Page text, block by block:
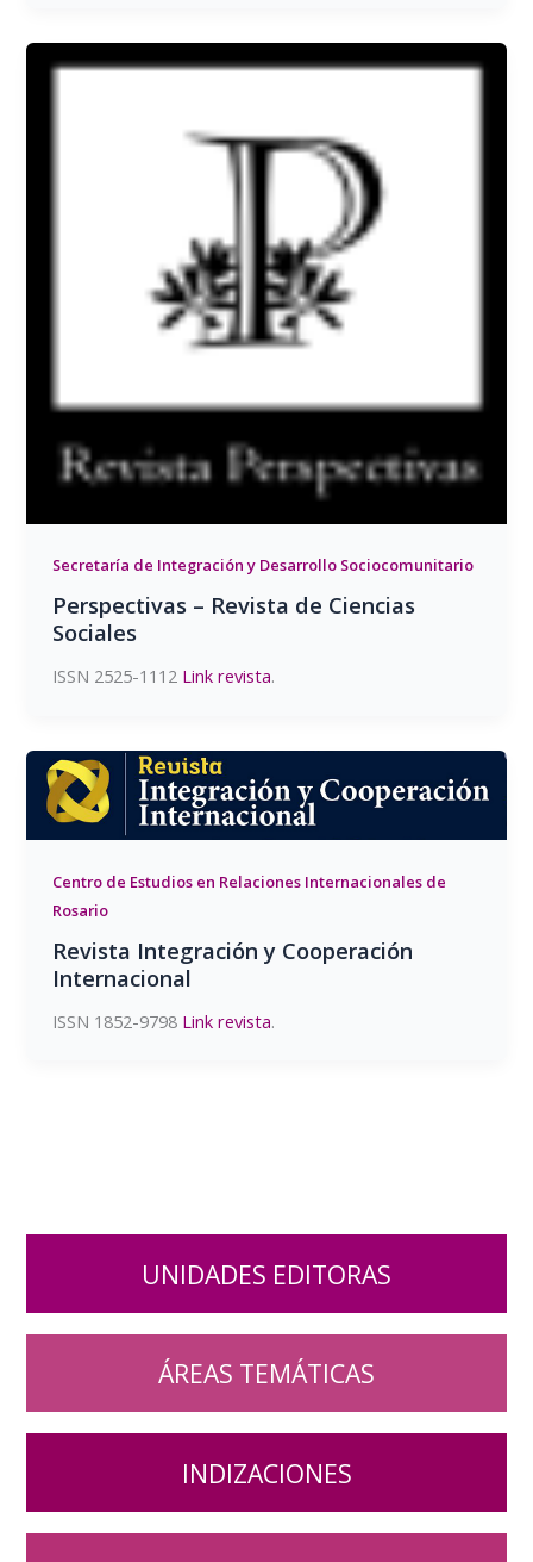
Secretaría de Integración y Desarrollo Sociocomunitario
Perspectivas – Revista de Ciencias
Sociales
ISSN 2525-1112 Link revista.
Centro de Estudios en Relaciones Internacionales de
Rosario
Revista Integración y Cooperación
Internacional
ISSN 1852-9798 Link revista.
UNIDADES EDITORAS
ÁREAS TEMÁTICAS
INDIZACIONES